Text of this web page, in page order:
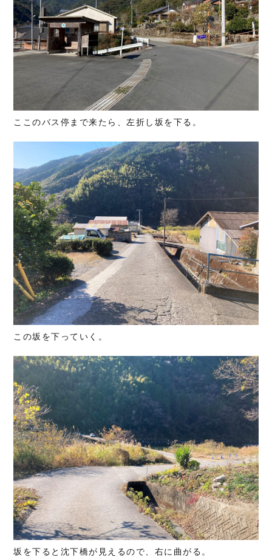
ここのバス停まで来たら、左折し坂を下る。
この坂を下っていく。
坂を下ると沈下橋が見えるので、右に曲がる。